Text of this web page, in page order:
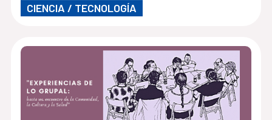
CIENCIA / TECNOLOGÍA